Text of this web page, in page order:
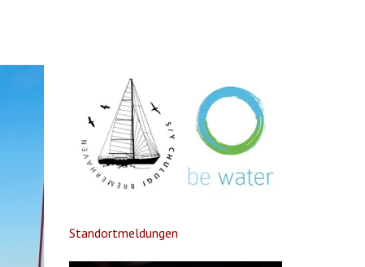
Standortmeldungen